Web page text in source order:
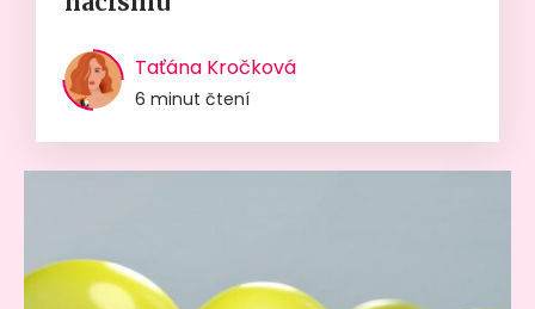
Taťána Kročková
6 minut čtení